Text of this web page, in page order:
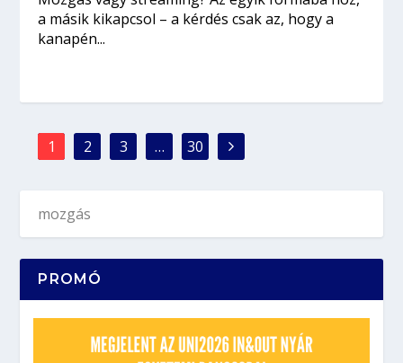
a másik kikapcsol – a kérdés csak az, hogy a
kanapén...
1 2 3 … 30
PROMÓ